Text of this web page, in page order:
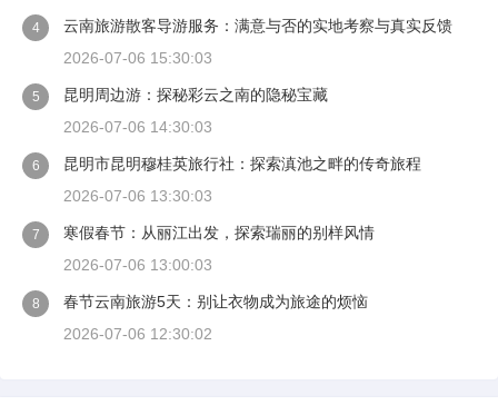
4
云南旅游散客导游服务：满意与否的实地考察与真实反馈
2026-07-06 15:30:03
5
昆明周边游：探秘彩云之南的隐秘宝藏
2026-07-06 14:30:03
6
昆明市昆明穆桂英旅行社：探索滇池之畔的传奇旅程
2026-07-06 13:30:03
7
寒假春节：从丽江出发，探索瑞丽的别样风情
2026-07-06 13:00:03
8
春节云南旅游5天：别让衣物成为旅途的烦恼
2026-07-06 12:30:02